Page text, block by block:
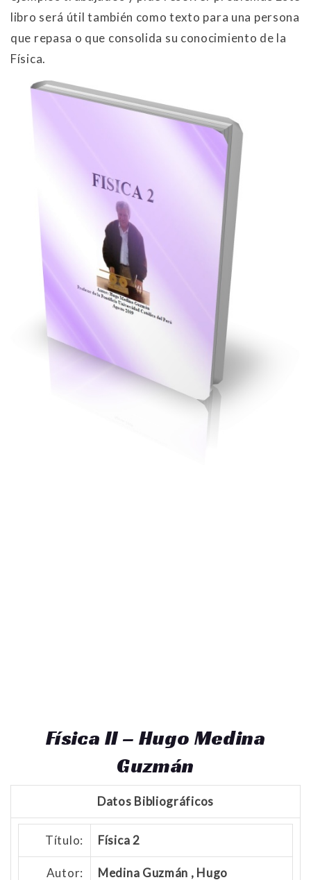
libro será útil también como texto para una persona
que repasa o que consolida su conocimiento de la
Física.
Física II – Hugo Medina
Guzmán
Datos Bibliográficos
Título: Física 2
Autor: Medina Guzmán , Hugo